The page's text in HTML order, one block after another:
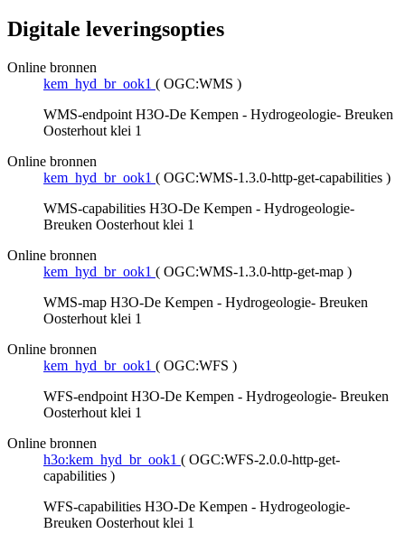
Digitale leveringsopties
Online bronnen
kem_hyd_br_ook1 ( OGC:WMS )
WMS-endpoint H3O-De Kempen - Hydrogeologie- Breuken
Oosterhout klei 1
Online bronnen
kem_hyd_br_ook1 ( OGC:WMS-1.3.0-http-get-capabilities )
WMS-capabilities H3O-De Kempen - Hydrogeologie-
Breuken Oosterhout klei 1
Online bronnen
kem_hyd_br_ook1 ( OGC:WMS-1.3.0-http-get-map )
WMS-map H3O-De Kempen - Hydrogeologie- Breuken
Oosterhout klei 1
Online bronnen
kem_hyd_br_ook1 ( OGC:WFS )
WFS-endpoint H3O-De Kempen - Hydrogeologie- Breuken
Oosterhout klei 1
Online bronnen
h3o:kem_hyd_br_ook1 ( OGC:WFS-2.0.0-http-get-
capabilities )
WFS-capabilities H3O-De Kempen - Hydrogeologie-
Breuken Oosterhout klei 1